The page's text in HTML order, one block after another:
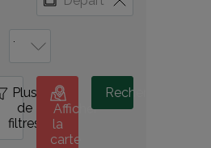
Plus
de
filtres
Afficher
la
carte
Rechercher